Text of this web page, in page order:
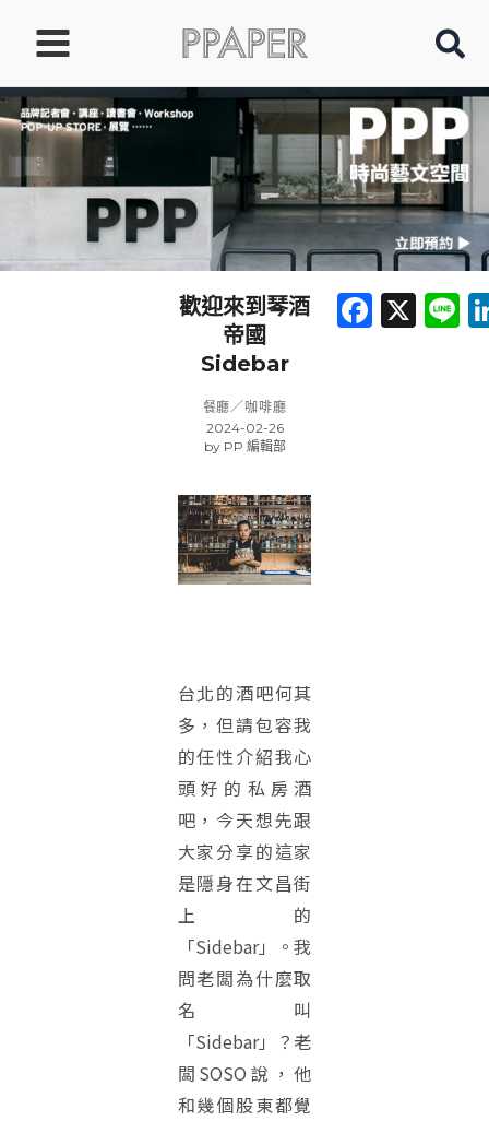
要
內
歡迎來到琴酒
帝國
Sidebar
餐廳／咖啡廳
2024-02-26
byPP 編輯部
台北的酒吧何其
多，但請包容我
的任性介紹我心
頭好的私房酒
吧，今天想先跟
大家分享的這家
是隱身在文昌街
上的
「Sidebar」。我
問老闆為什麼取
名叫
「Sidebar」？老
闆SOSO說，他
和幾個股東都覺
X